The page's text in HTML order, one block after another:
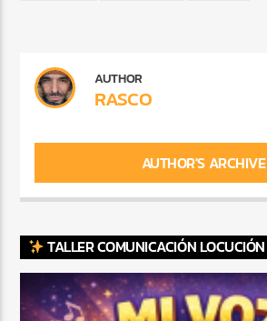
AUTHOR
RASCO
AUTHOR'S ARCHIVE
TALLER COMUNICACIÓN LOCUCIÓN